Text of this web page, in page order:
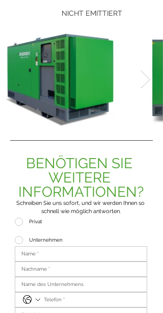
NICHT EMITTIERT
BENÖTIGEN SIE
WEITERE
INFORMATIONEN?
Schreiben Sie uns sofort, und wir werden Ihnen so
schnell wie möglich antworten.
Privat
Unternehmen